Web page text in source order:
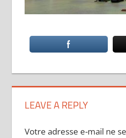
LEAVE A REPLY
Votre adresse e-mail ne